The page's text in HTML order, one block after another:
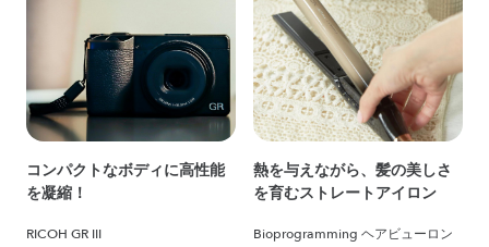
コンパクトなボディに高性能
を凝縮！
RICOH GR III
熱を与えながら、髪の美しさ
を育むストレートアイロン
Bioprogramming ヘアビューロン